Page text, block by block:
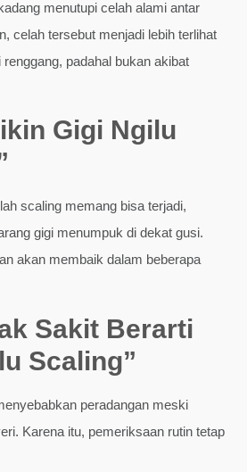
menutupi celah alami antar
celah tersebut menjadi lebih terlihat
padahal bukan akibat
Gigi Ngilu
scaling memang bisa terjadi,
gigi menumpuk di dekat gusi.
akan membaik dalam beberapa
Sakit Berarti
Scaling”
peradangan meski
Karena itu, pemeriksaan rutin tetap